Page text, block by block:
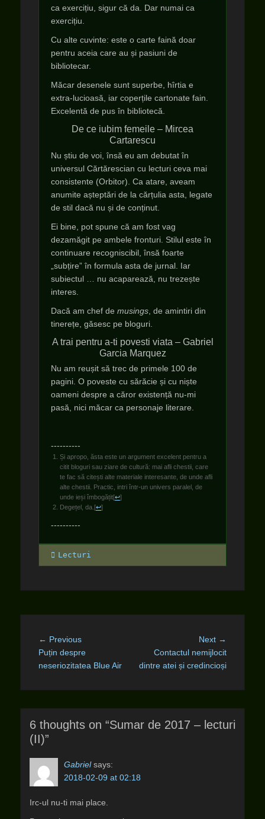
ca exercițiu, sigur că da. Dar numai ca
exercițiu.
Cu alte cuvinte: este o carte faină doar
pentru aceia care au și pasiuni de
bibliotecar.
Măcar desenele sunt superbe, hîrtia e
extra-lucioasă, iar coperțile cartonate fain.
Excelentă de pus în bibliotecă.
De ce iubim femeile – Mircea
Cartarescu
Nu știu de voi, însă eu am debutat în
universul Cărtărescian cu lecturi ceva mai
consistente (Orbitor). Ca atare, aveam
anumite așteptări de la cărțulia asta, legate
de stil dacă nu și de conținut.
Ei bine, pot spune că am fost vag
dezamăgit pe ambele fronturi. Stilul este în
continuare recogniscibil, însă foarte
„subțire” în formula asta de jurnal. Iar
subiectul … nu acaparează, nu trezește
interes.
Dacă am chef de musings , de amintiri din
tinerețe, găsesc pe bloguri.
A trai pentru a-ti povesti viata – Gabriel
Garcia Marquez
Nu am reușit să trec de primele 100 de
pagini. O poveste cu sărăcie și cu niște
oameni despre a căror existență nu-mi
pasă, nici măcar ca personaje literare.
----------
Și apropo, ăsta este un argument excelent pentru a
citit bloguri sau ziare de cultură: mai afli chestii, care
te fac să citești alte materiale interesante, de unde afli
alte chestii. Practic, intri într-un univers paralel, de
unde ieși îmbogățit[↩]
Degețel, da. [↩]
----------
Categories
Lecturi
Post
navigation
← PreviousPrevious
post:
Puțin despre
neseriozitatea Blue Air
Next →
post:
Contactul nemijlocit
dintre atei și credincioși
6 thoughts on “Sumar de 2017 – lecturi
(II)”
Gabriel says:
2018-02-09 at 02:18
Irc-ul nu-ti mai place.